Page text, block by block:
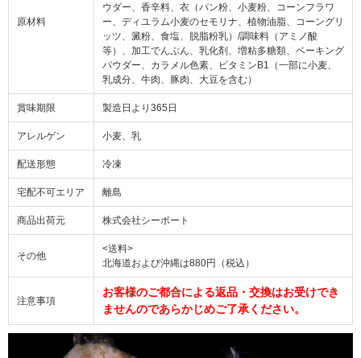
原材料
ウダー、香辛料、衣（パン粉、小麦粉、コーンフラワ
ー、ディユラム小麦のセモリナ、植物油脂、コーングリ
ッツ、澱粉、食塩、脱脂粉乳）/調味料（アミノ酸
等）、加工でんぷん、乳化剤、増粘多糖類、ベーキング
パウダー、カラメル色素、ビタミンB1（一部に小麦、
乳成分、牛肉、豚肉、大豆を含む）
賞味期限 製造日より365日
アレルゲン 小麦、乳
配送形態 冷凍
宅配不可エリア 離島
商品出荷元 株式会社シーポート
その他
<送料>
北海道および沖縄は880円（税込）
注意事項
お客様のご都合による返品・交換はお受けでき
ませんのであらかじめご了承ください。